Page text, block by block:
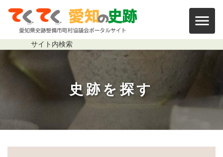
寺部城跡
サイト内検索
史跡を探す
パンくずリスト